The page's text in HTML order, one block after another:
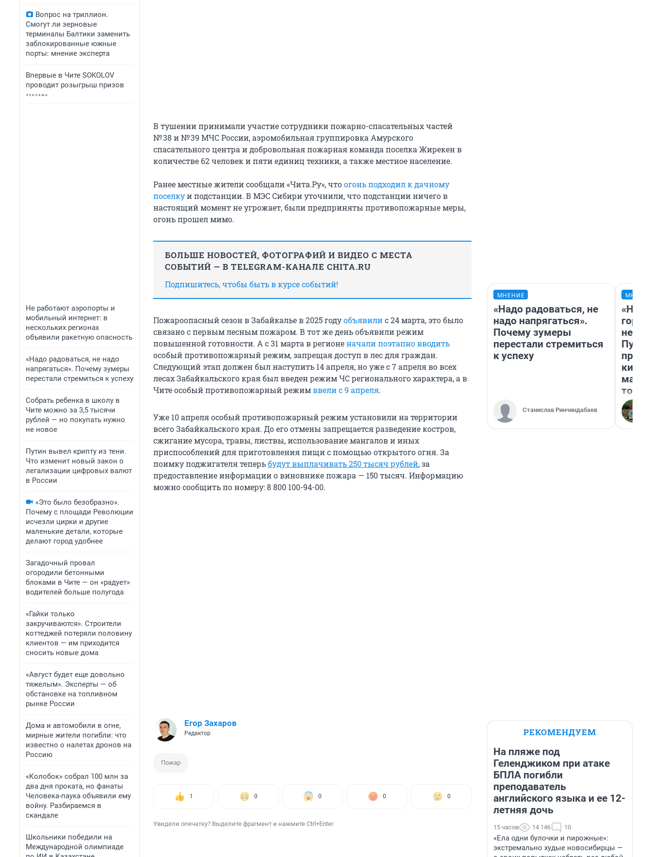
Вопрос на триллион.
Смогут ли зерновые
терминалы Балтики заменить
заблокированные южные
порты: мнение эксперта
Впервые в Чите SOKOLOV
проводит розыгрыш призов
Не работают аэропорты и
мобильный интернет: в
нескольких регионах
объявили ракетную опасность
«Надо радоваться, не надо
напрягаться». Почему зумеры
перестали стремиться к успеху
Собрать ребенка в школу в
Чите можно за 3,5 тысячи
рублей — но покупать нужно
не новое
Путин вывел крипту из тени.
Что изменит новый закон о
легализации цифровых валют
в России
«Это было безобразно».
Почему с площади Революции
исчезли цирки и другие
маленькие детали, которые
делают город удобнее
Загадочный провал
огородили бетонными
блоками в Чите — он «радует»
водителей больше полугода
«Гайки только
закручиваются». Строители
коттеджей потеряли половину
клиентов — им приходится
сносить новые дома
«Август будет еще довольно
тяжелым». Эксперты — об
обстановке на топливном
рынке России
Дома и автомобили в огне,
мирные жители погибли: что
известно о налетах дронов на
Россию
«Колобок» собрал 100 млн за
два дня проката, но фанаты
Человека-паука объявили ему
войну. Разбираемся в
скандале
Школьники победили на
Международной олимпиаде
В тушении принимали участие сотрудники пожарно-спасательных частей
№ 38 и № 39 МЧС России, аэромобильная группировка Амурского
спасательного центра и добровольная пожарная команда поселка Жирекен в
количестве 62 человек и пяти единиц техники, а также местное население.
Ранее местные жители сообщали «Чита.Ру», чтоогонь подходил к дачному
поселкуи подстанции. В МЭС Сибири уточнили, что подстанции ничего в
настоящий момент не угрожает, были предприняты противопожарные меры,
огонь прошел мимо.
БОЛЬШЕ НОВОСТЕЙ, ФОТОГРАФИЙ И ВИДЕО С МЕСТА
СОБЫТИЙ — В TELEGRAM-КАНАЛЕ CHITA.RU
Подпишитесь, чтобы быть в курсе событий!
Пожароопасный сезон в Забайкалье в 2025 годуобъявилис 24 марта, это было
связано с первым лесным пожаром. В тот же день объявили режим
повышенной готовности. А с 31 марта в регионеначали поэтапно вводить
особый противопожарный режим, запрещая доступ в лес для граждан.
Следующий этап должен был наступить 14 апреля, но уже с 7 апреля во всех
лесах Забайкальского края был введен режим ЧС регионального характера, а в
Чите особый противопожарный режимввели с 9 апреля.
Уже 10 апреля особый противопожарный режим установили на территории
всего Забайкальского края. До его отмены запрещается разведение костров,
сжигание мусора, травы, листвы, использование мангалов и иных
приспособлений для приготовления пищи с помощью открытого огня. За
поимку поджигателя теперьбудут выплачивать 250 тысяч рублей, за
предоставление информации о виновнике пожара — 150 тысяч. Информацию
можно сообщить по номеру: 8 800 100-94-00.
Егор Захаров
Редактор
Пожар
1 0 0 0 0
Увидели опечатку? Выделите фрагмент и нажмите Ctrl+Enter
МНЕНИЕ
«Надо радоваться, не
надо напрягаться».
Почему зумеры
перестали стремиться
к успеху
Станислав Ринчиндабаев
«Нет
того
РЕКОМЕНДУЕМ
На пляже под
Геленджиком при атаке
БПЛА погибли
преподаватель
английского языка и ее 12-
летняя дочь
15 часов 14 146 10
«Ела одни булочки и пирожные»:
экстремально худые новосибирцы —